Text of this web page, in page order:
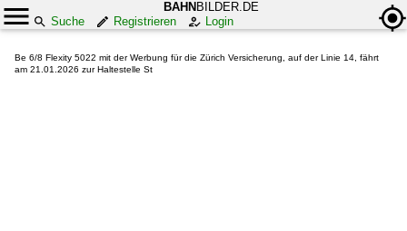
BAHN BILDER.DE
Suche
Registrieren Login
Be 6/8 Flexity 5022 mit der Werbung für die Zürich Versicherung, auf der Linie 14, fährt
am 21.01.2026 zur Haltestelle St